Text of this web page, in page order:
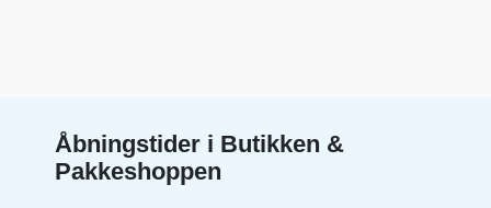
Åbningstider i Butikken &
Pakkeshoppen